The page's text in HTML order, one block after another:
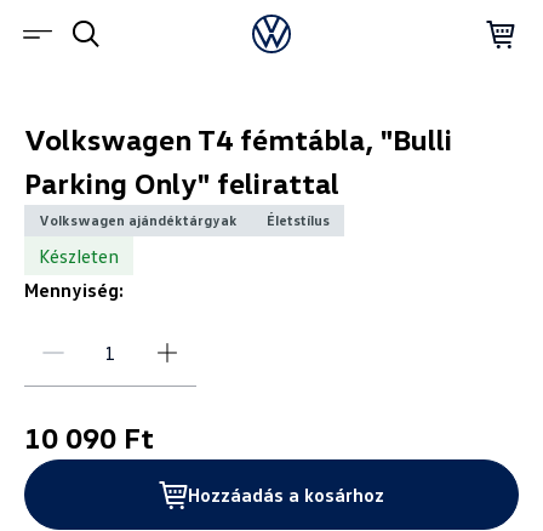
Volkswagen T4 fémtábla, "Bulli
Parking Only" felirattal
Volkswagen ajándéktárgyak Életstílus
Készleten
Mennyiség:
10 090 Ft
Hozzáadás a kosárhoz